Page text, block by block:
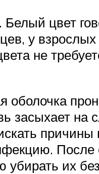
цвет
у
не
оболочка
засыхает на
причины
их